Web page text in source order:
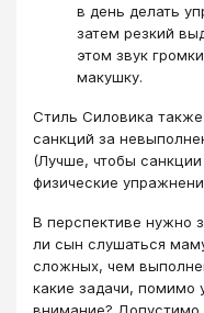
в день делать
затем резкий
этом звук
макушку.
Стиль Силовика
санкций за
(Лучше, чтобы
физические
В перспективе нужно
ли сын слушаться
сложных, чем
какие задачи, помимо